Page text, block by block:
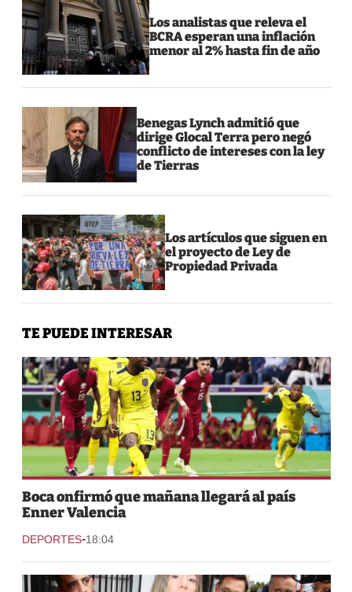
Los analistas que releva el
BCRA esperan una inflación
menor al 2% hasta fin de año
Benegas Lynch admitió que
dirige Glocal Terra pero negó
conflicto de intereses con la ley
de Tierras
Los artículos que siguen en
el proyecto de Ley de
Propiedad Privada
TE PUEDE INTERESAR
Boca onfirmó que mañana llegará al país
Enner Valencia
DEPORTES-18:04